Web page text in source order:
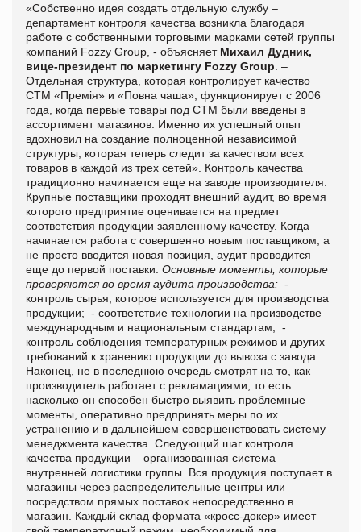
«Собственно идея создать отдельную службу –
департамент контроля качества возникла благодаря
работе с собственными торговыми марками сетей группы
компаний Fozzy Group, - объясняет Михаил Дудник,
вице-президент по маркетингу Fozzy Group . –
Отдельная структура, которая контролирует качество
СТМ «Премія» и «Повна чаша», функционирует с 2006
года, когда первые товары под СТМ были введены в
ассортимент магазинов. Именно их успешный опыт
вдохновил на создание полноценной независимой
структуры, которая теперь следит за качеством всех
товаров в каждой из трех сетей». Контроль качества
традиционно начинается еще на заводе производителя.
Крупные поставщики проходят внешний аудит, во время
которого предприятие оценивается на предмет
соответствия продукции заявленному качеству. Когда
начинается работа с совершенно новым поставщиком, а
не просто вводится новая позиция, аудит проводится
еще до первой поставки. Основные моменты, которые
проверяются во время аудита производства: -
контроль сырья, которое используется для производства
продукции; - соответствие технологии на производстве
международным и национальным стандартам; -
контроль соблюдения температурных режимов и других
требований к хранению продукции до вывоза с завода.
Наконец, не в последнюю очередь смотрят на то, как
производитель работает с рекламациями, то есть
насколько он способен быстро выявить проблемные
моменты, оперативно предпринять меры по их
устранению и в дальнейшем совершенствовать систему
менеджмента качества. Следующий шаг контроля
качества продукции – организованная система
внутренней логистики группы. Вся продукция поступает в
магазины через распределительные центры или
посредством прямых поставок непосредственно в
магазин. Каждый склад формата «кросс-докер» имеет